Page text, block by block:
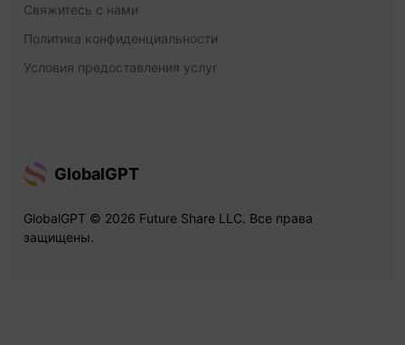
Свяжитесь с нами
Политика конфиденциальности
Условия предоставления услуг
GlobalGPT
GlobalGPT © 2026 Future Share LLC. Все права
защищены.